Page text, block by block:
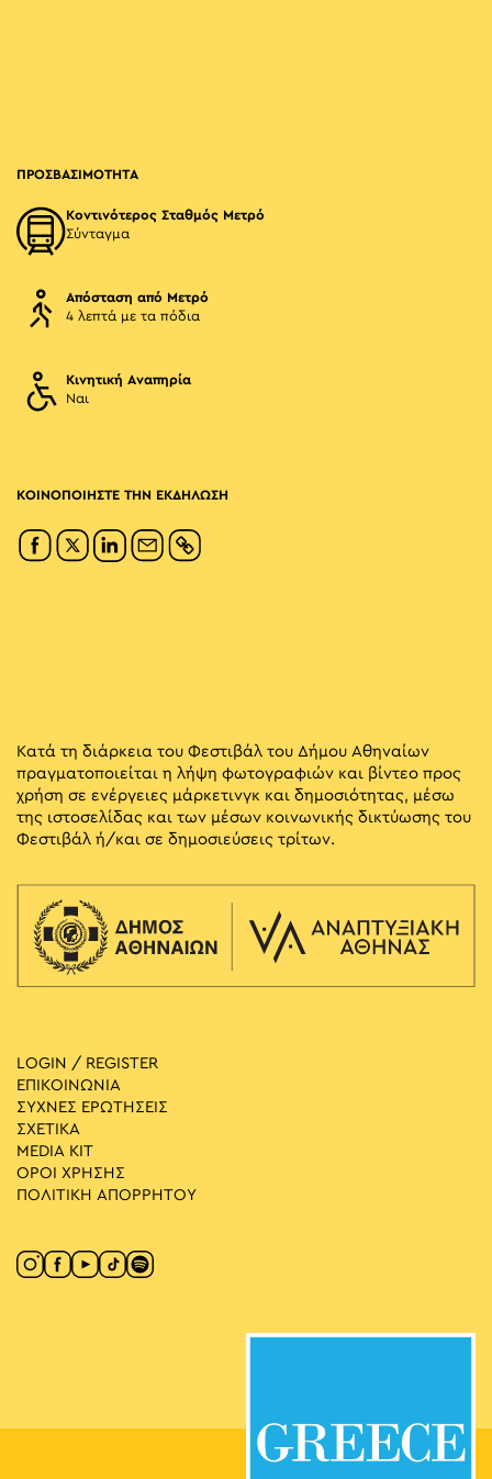
ΠΡΟΣΒΑΣΙΜΟΤΗΤΑ
Κοντινότερος Σταθμός Μετρό
Σύνταγμα
Απόσταση από Μετρό
4 λεπτά με τα πόδια
Κινητική Αναπηρία
Ναι
ΚΟΙΝΟΠΟΙΗΣΤΕ ΤΗΝ ΕΚΔΗΛΩΣΗ
Κατά τη διάρκεια του Φεστιβάλ του Δήμου Αθηναίων
πραγματοποιείται η λήψη φωτογραφιών και βίντεο προς
χρήση σε ενέργειες μάρκετινγκ και δημοσιότητας, μέσω
της ιστοσελίδας και των μέσων κοινωνικής δικτύωσης του
Φεστιβάλ ή/και σε δημοσιεύσεις τρίτων.
LOGIN / REGISTER
ΕΠΙΚΟΙΝΩΝΙΑ
ΣΥΧΝΕΣ ΕΡΩΤΗΣΕΙΣ
ΣΧΕΤΙΚΑ
MEDIA ΚIT
ΟΡΟΙ ΧΡΗΣΗΣ
ΠΟΛΙΤΙΚΗ ΑΠΟΡΡΗΤΟΥ